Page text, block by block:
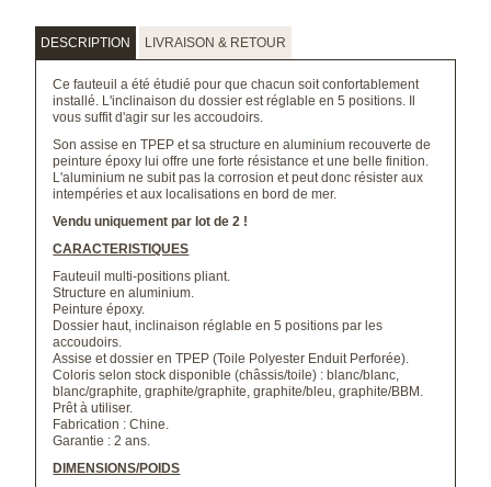
DESCRIPTION LIVRAISON & RETOUR
Ce fauteuil a été étudié pour que chacun soit confortablement
installé. L'inclinaison du dossier est réglable en 5 positions. Il
vous suffit d'agir sur les accoudoirs.
Son assise en TPEP et sa structure en aluminium recouverte de
peinture époxy lui offre une forte résistance et une belle finition.
L'aluminium ne subit pas la corrosion et peut donc résister aux
intempéries et aux localisations en bord de mer.
Vendu uniquement par lot de 2 !
CARACTERISTIQUES
Fauteuil multi-positions pliant.
Structure en aluminium.
Peinture époxy.
Dossier haut, inclinaison réglable en 5 positions par les
accoudoirs.
Assise et dossier en TPEP (Toile Polyester Enduit Perforée).
Coloris selon stock disponible (châssis/toile) : blanc/blanc,
blanc/graphite, graphite/graphite, graphite/bleu, graphite/BBM.
Prêt à utiliser.
Fabrication : Chine.
Garantie : 2 ans.
DIMENSIONS/POIDS